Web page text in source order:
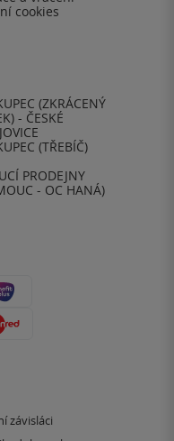
cookies
(ZKRÁCENÝ
- ČESKÉ
(TŘEBÍČ)
PRODEJNY
- OC HANÁ)
závisláci